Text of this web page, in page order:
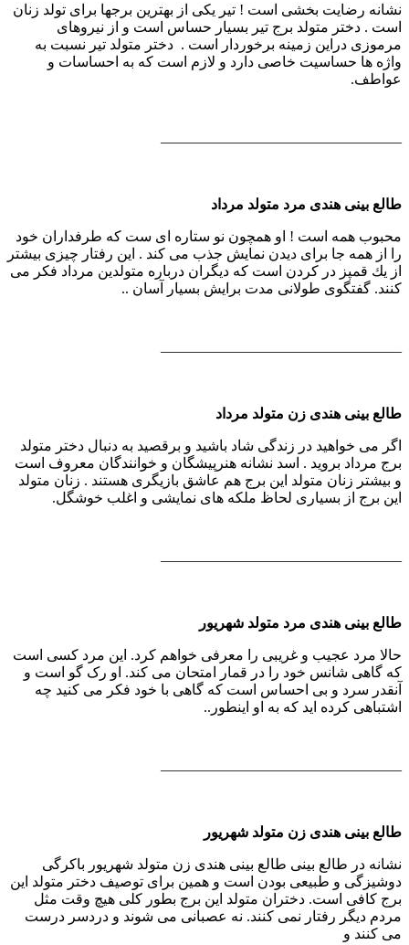
نشانه رضایت بخشی است ! تیر یكی از بهترین برجها برای تولد زنان
است . دختر متولد برج تیر بسیار حساس است و از نیروهای
مرموزی دراین زمینه برخوردار است . دختر متولد تیر نسبت به
واژه ها حساسیت خاصی دارد و لازم است كه به احساسات و
عواطف.
————————————————–
طالع بینی هندی مرد متولد مرداد
محبوب همه است ! او همچون نو ستاره ای ست كه طرفداران خود
را از همه جا برای دیدن نمایش جذب می كند . این رفتار چیزی بیشتر
از یك قمپز در كردن است كه دیگران درباره متولدین مرداد فكر می
كنند. گفتگوی طولانی مدت برایش بسیار آسان ..
————————————————–
طالع بینی هندی زن متولد مرداد
اگر می خواهید در زندگی شاد باشید و برقصید به دنبال دختر متولد
برج مرداد بروید . اسد نشانه هنرپیشگان و خوانندگان معروف است
و بیشتر زنان متولد این برج هم عاشق بازیگری هستند . زنان متولد
این برج از بسیاری لحاظ ملكه های نمایشی و اغلب خوشگل.
————————————————–
طالع بینی هندی مرد متولد شهریور
حالا مرد عجیب و غریبی را معرفی خواهم كرد. این مرد كسی است
كه گاهی شانس خود را در قمار امتحان می كند. او رک گو است و
آنقدر سرد و بی احساس است كه گاهی با خود فكر می كنید چه
اشتباهی كرده اید كه به او اینطور..
————————————————–
طالع بینی هندی زن متولد شهریور
نشانه در طالع بینی طالع بینی هندی زن متولد شهریور باكرگی‌
دوشیزگی و طبیعی بودن است و همین برای توصیف دختر متولد این
برج كافی است. دختران متولد این برج بطور كلی هیچ وقت مثل
مردم دیگر رفتار نمی كنند. نه عصبانی می شوند و دردسر درست
می كنند و